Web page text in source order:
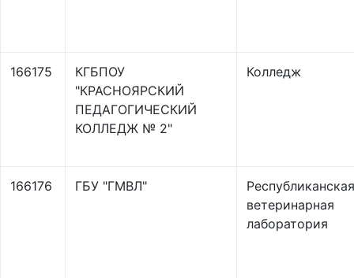
166175
КГБПОУ
"КРАСНОЯРСКИЙ
ПЕДАГОГИЧЕСКИЙ
КОЛЛЕДЖ № 2"
Колледж
166176 ГБУ "ГМВЛ"
Республиканская
ветеринарная
лаборатория